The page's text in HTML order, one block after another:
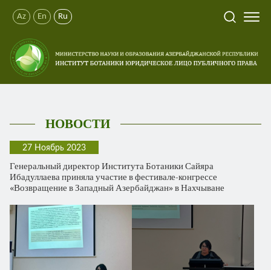
Az En Ru
НОВОСТИ
27 Ноябрь 2023
Генеральный директор Института Ботаники Сайяра
Ибадуллаева приняла участие в фестивале-конгрессе
«Возвращение в Западный Азербайджан» в Нахчыване